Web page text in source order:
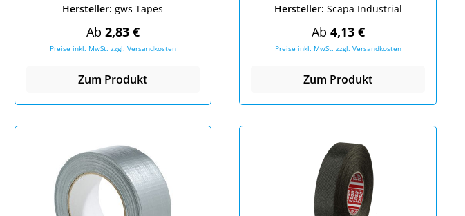
Hersteller:gws Tapes
Regulärer Preis:
Ab 2,83 €
Preise inkl. MwSt. zzgl. Versandkosten
Zum Produkt
Hersteller: Scapa Industrial
Regulärer Preis:
Ab 4,13 €
Preise inkl. MwSt. zzgl. Versandkosten
Zum Produkt